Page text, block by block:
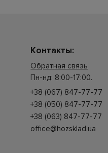
Контакты:
Обратная связь
Пн-нд: 8:00-17:00.
+38 (067) 847-77-77
+38 (050) 847-77-77
+38 (063) 847-77-77
office@hozsklad.ua